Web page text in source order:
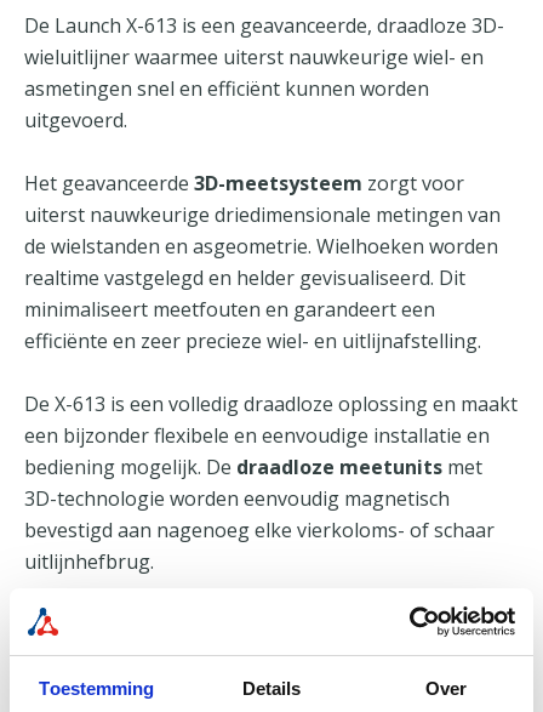
Toestemming Details Over
De Launch X-613 is een geavanceerde, draadloze 3D-
wieluitlijner waarmee uiterst nauwkeurige wiel- en
asmetingen snel en efficiënt kunnen worden
uitgevoerd.
Het geavanceerde 3D-meetsysteem zorgt voor
uiterst nauwkeurige driedimensionale metingen van
de wielstanden en asgeometrie. Wielhoeken worden
realtime vastgelegd en helder gevisualiseerd. Dit
minimaliseert meetfouten en garandeert een
efficiënte en zeer precieze wiel- en uitlijnafstelling.
De X-613 is een volledig draadloze oplossing en maakt
een bijzonder flexibele en eenvoudige installatie en
bediening mogelijk. De draadloze meetunits met
3D-technologie worden eenvoudig magnetisch
bevestigd aan nagenoeg elke vierkoloms- of schaar
uitlijnhefbrug.